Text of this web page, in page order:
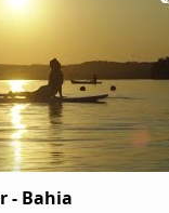
- Bahia